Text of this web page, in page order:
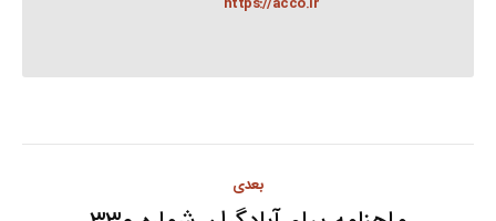
بعدی